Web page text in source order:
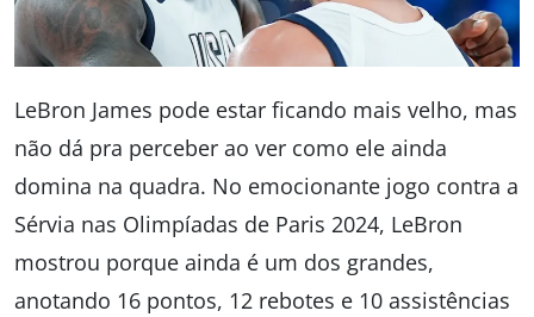
LeBron James pode estar ficando mais velho, mas
não dá pra perceber ao ver como ele ainda
domina na quadra. No emocionante jogo contra a
Sérvia nas Olimpíadas de Paris 2024, LeBron
mostrou porque ainda é um dos grandes,
anotando 16 pontos, 12 rebotes e 10 assistências